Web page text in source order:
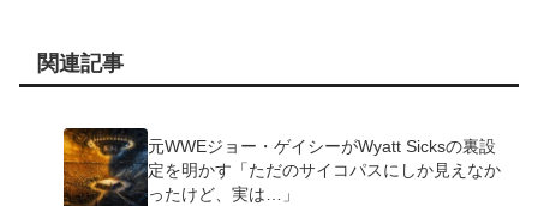
関連記事
元WWEジョー・ゲイシーがWyatt Sicksの裏設
定を明かす「ただのサイコパスにしか見えなか
ったけど、実は…」